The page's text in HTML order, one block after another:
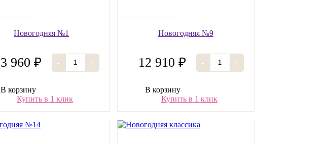
Новогодняя №1
3 960 ₽ - +
В корзину
Купить в 1 клик
Новогодняя №9
12 910 ₽ - +
В корзину
Купить в 1 клик